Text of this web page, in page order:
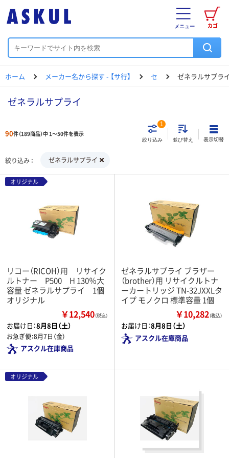
カゴ
メニュー
ホーム メーカー名から探す - 【サ行】 セ ゼネラルサプラ
ゼネラルサプライ
90件（189商品）中 1～50件を表示
絞り込み
1
並び替え 表示切替
絞り込み ゼネラルサプライ
オリジナル
リコー（RICOH）用 リサイク
ルトナー P500 H 130％大
容量 ゼネラルサプライ 1個
オリジナル
￥12,540（税込）
お届け日：8月8日（土）
お急ぎ便：8月7日（金）
アスクル在庫商品
ゼネラルサプライ ブラザー
（brother）用 リサイクルトナ
ーカートリッジ TN-32JXXLタ
イプ モノクロ 標準容量 1個
￥10,282（税込）
お届け日：8月8日（土）
アスクル在庫商品
オリジナル